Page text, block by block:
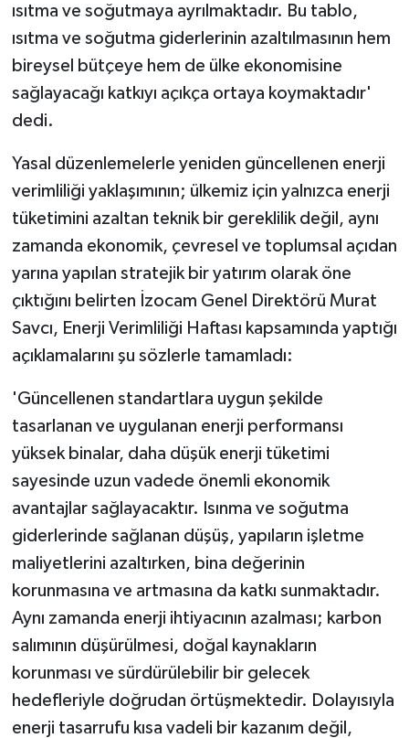
ısıtma ve soğutmaya ayrılmaktadır. Bu tablo,
ısıtma ve soğutma giderlerinin azaltılmasının hem
bireysel bütçeye hem de ülke ekonomisine
sağlayacağı katkıyı açıkça ortaya koymaktadır'
dedi.
Yasal düzenlemelerle yeniden güncellenen enerji
verimliliği yaklaşımının; ülkemiz için yalnızca enerji
tüketimini azaltan teknik bir gereklilik değil, aynı
zamanda ekonomik, çevresel ve toplumsal açıdan
yarına yapılan stratejik bir yatırım olarak öne
çıktığını belirten İzocam Genel Direktörü Murat
Savcı, Enerji Verimliliği Haftası kapsamında yaptığı
açıklamalarını şu sözlerle tamamladı:
'Güncellenen standartlara uygun şekilde
tasarlanan ve uygulanan enerji performansı
yüksek binalar, daha düşük enerji tüketimi
sayesinde uzun vadede önemli ekonomik
avantajlar sağlayacaktır. Isınma ve soğutma
giderlerinde sağlanan düşüş, yapıların işletme
maliyetlerini azaltırken, bina değerinin
korunmasına ve artmasına da katkı sunmaktadır.
Aynı zamanda enerji ihtiyacının azalması; karbon
salımının düşürülmesi, doğal kaynakların
korunması ve sürdürülebilir bir gelecek
hedefleriyle doğrudan örtüşmektedir. Dolayısıyla
enerji tasarrufu kısa vadeli bir kazanım değil,